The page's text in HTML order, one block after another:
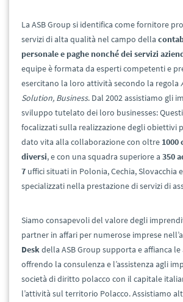
La ASB Group si identifica come fornitore
servizi di alta qualità nel campo della
personale e paghe nonché dei servizi
equipe è formata da esperti competenti e
esercitano la loro attività secondo la regola
Solution, Business. Dal 2002 assistiamo gli
sviluppo tutelato dei loro businesses:
focalizzati sulla realizzazione degli obiettivi
dato vita alla collaborazione con oltre 1000
diversi, e con una squadra superiore a 350
7 uffici situati in Polonia, Cechia, Slovacchia
specializzati nella prestazione di servizi di
Siamo consapevoli del valore degli
partner in affari per numerose imprese
Deskdella ASB Group supporta e affianca
offrendo la consulenza e l’assistenza agli
società di diritto polacco con il capitale
l’attività sul territorio Polacco. Assistiamo